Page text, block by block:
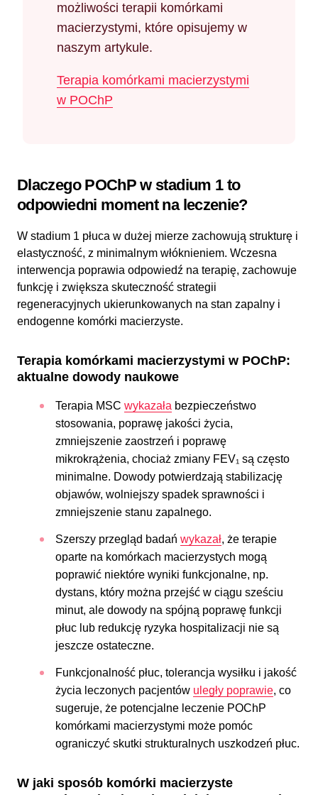
możliwości terapii komórkami
macierzystymi, które opisujemy w
naszym artykule.
Terapia komórkami macierzystymi
w POChP
Dlaczego POChP w stadium 1 to
odpowiedni moment na leczenie?
W stadium 1 płuca w dużej mierze zachowują strukturę i
elastyczność, z minimalnym włóknieniem. Wczesna
interwencja poprawia odpowiedź na terapię, zachowuje
funkcję i zwiększa skuteczność strategii
regeneracyjnych ukierunkowanych na stan zapalny i
endogenne komórki macierzyste.
Terapia komórkami macierzystymi w POChP:
aktualne dowody naukowe
Terapia MSC wykazała bezpieczeństwo
stosowania, poprawę jakości życia,
zmniejszenie zaostrzeń i poprawę
mikrokrążenia, chociaż zmiany FEV₁ są często
minimalne. Dowody potwierdzają stabilizację
objawów, wolniejszy spadek sprawności i
zmniejszenie stanu zapalnego.
Szerszy przegląd badań wykazał, że terapie
oparte na komórkach macierzystych mogą
poprawić niektóre wyniki funkcjonalne, np.
dystans, który można przejść w ciągu sześciu
minut, ale dowody na spójną poprawę funkcji
płuc lub redukcję ryzyka hospitalizacji nie są
jeszcze ostateczne.
Funkcjonalność płuc, tolerancja wysiłku i jakość
życia leczonych pacjentów uległy poprawie, co
sugeruje, że potencjalne leczenie POChP
komórkami macierzystymi może pomóc
ograniczyć skutki strukturalnych uszkodzeń płuc.
W jaki sposób komórki macierzyste